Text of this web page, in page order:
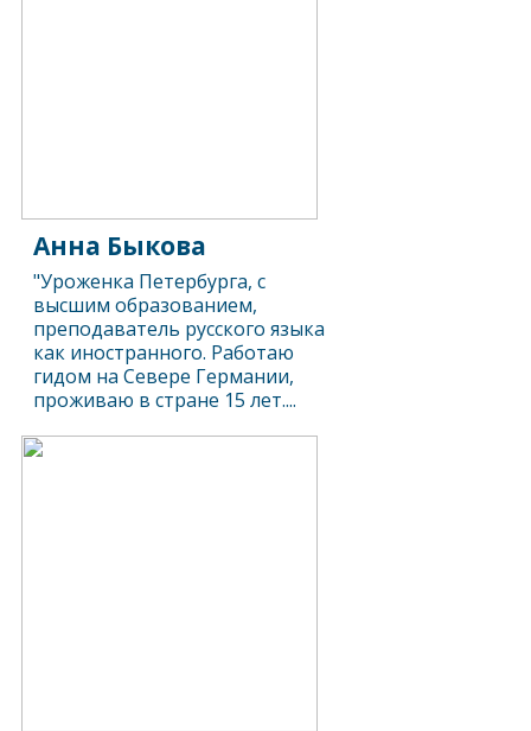
Анна Быкова
"Уроженка Петербурга, с
высшим образованием,
преподаватель русского языка
как иностранного. Работаю
гидом на Севере Германии,
проживаю в стране 15 лет....